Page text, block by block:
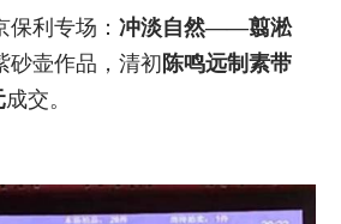
保利专场：冲淡自然——翦淞
砂壶作品，清初 陈鸣远制素带
成交。